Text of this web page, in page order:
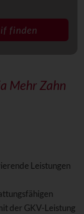
Mehr Zahn
Leistungen
der GKV-Leistung